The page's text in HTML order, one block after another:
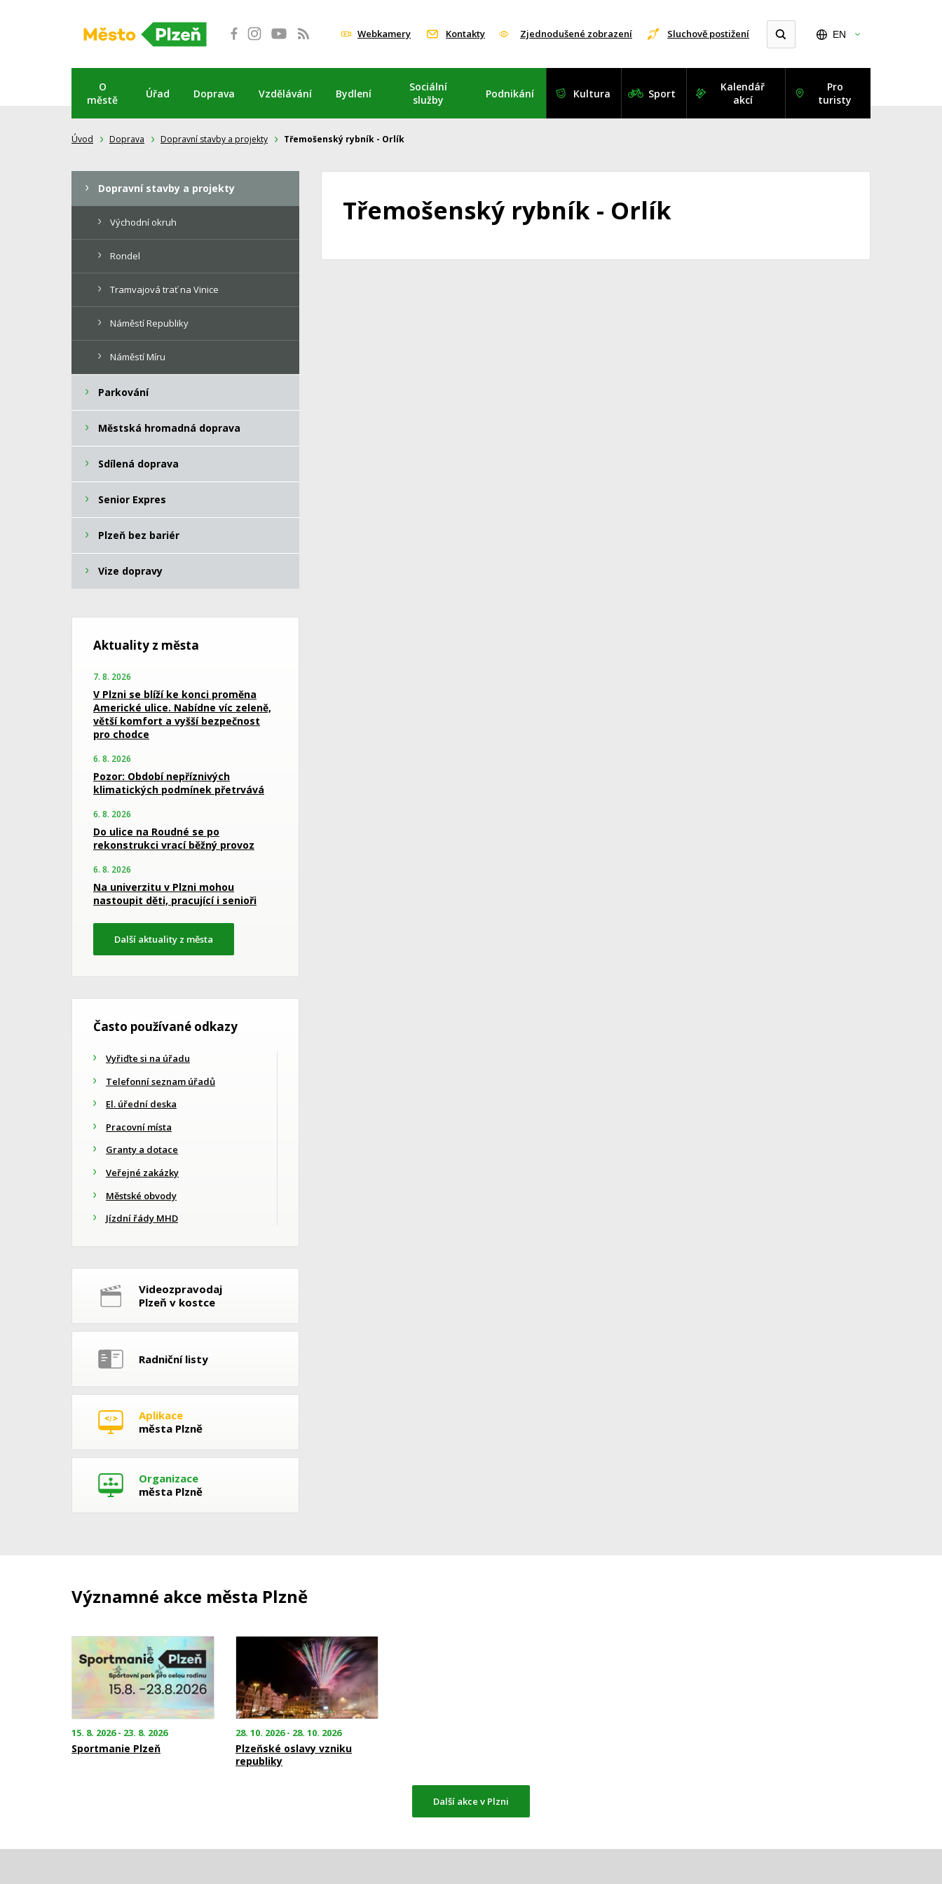
Webkamery Kontakty Zjednodušené zobrazení Sluchově postižení EN
O
městě
Úřad Doprava Vzdělávání Bydlení
Sociální
služby
Podnikání Kultura Sport
Kalendář
akcí
Pro
turisty
Úvod Doprava Dopravní stavby a projekty Třemošenský rybník - Orlík
Třemošenský rybník - Orlík
Dopravní stavby a projekty
Východní okruh
Rondel
Tramvajová trať na Vinice
Náměstí Republiky
Náměstí Míru
Parkování
Městská hromadná doprava
Sdílená doprava
Senior Expres
Plzeň bez bariér
Vize dopravy
Aktuality z města
7. 8. 2026
V Plzni se blíží ke konci proměna
Americké ulice. Nabídne víc zeleně,
větší komfort a vyšší bezpečnost
pro chodce
6. 8. 2026
Pozor: Období nepříznivých
klimatických podmínek přetrvává
6. 8. 2026
Do ulice na Roudné se po
rekonstrukci vrací běžný provoz
6. 8. 2026
Na univerzitu v Plzni mohou
nastoupit děti, pracující i senioři
Další aktuality z města
Často používané odkazy
Vyřiďte si na úřadu
Telefonní seznam úřadů
El. úřední deska
Pracovní místa
Granty a dotace
Veřejné zakázky
Městské obvody
Jízdní řády MHD
Videozpravodaj
Plzeň v kostce
Radniční listy
Aplikace
města Plzně
Organizace
města Plzně
Významné akce města Plzně
15. 8. 2026 - 23. 8. 2026
Sportmanie Plzeň
28. 10. 2026 - 28. 10. 2026
Plzeňské oslavy vzniku
republiky
Další akce v Plzni